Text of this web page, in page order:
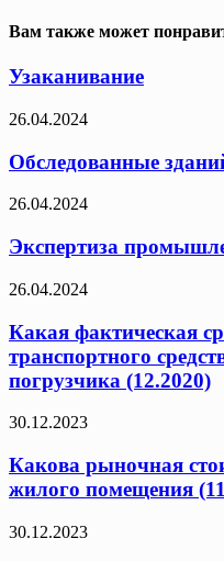
Вам также может
Узаканивание
26.04.2024
Обследованные
26.04.2024
Экспертиза
26.04.2024
Какая фактическая
транспортного
погрузчика (12.2020)
30.12.2023
Какова рыночная
жилого помещения
30.12.2023